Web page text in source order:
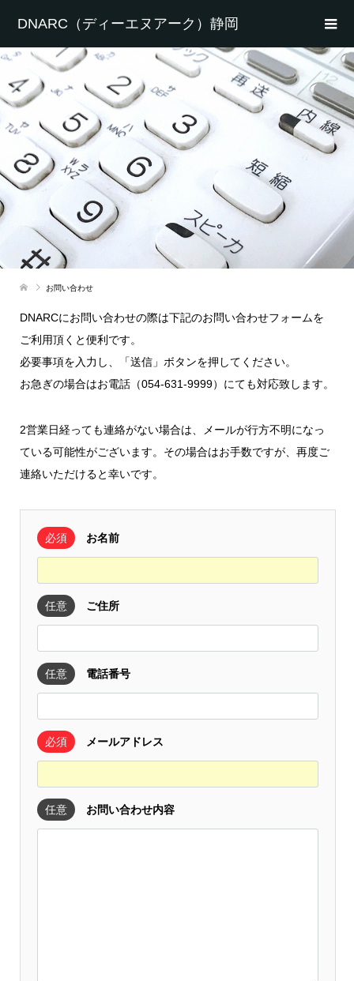
DNARC（ディーエヌアーク）静岡
お問い合わせ
DNARCにお問い合わせの際は下記のお問い合わせフォームを
ご利用頂くと便利です。
必要事項を入力し、「送信」ボタンを押してください。
お急ぎの場合はお電話（054-631-9999）にても対応致します。
2営業日経っても連絡がない場合は、メールが行方不明になっ
ている可能性がございます。その場合はお手数ですが、再度ご
連絡いただけると幸いです。
必須 お名前
任意 ご住所
任意 電話番号
必須 メールアドレス
任意 お問い合わせ内容